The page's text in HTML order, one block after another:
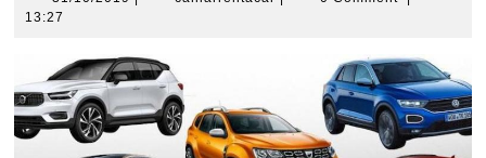
13:27